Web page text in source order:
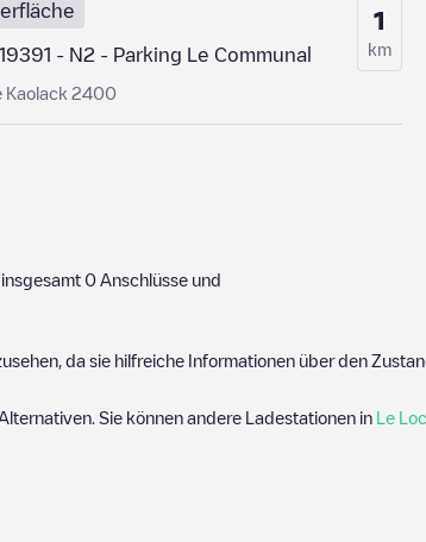
- N2 - Parking Le Communal
Kaolack 2400
1
km
0 Anschlüsse und
da sie hilfreiche Informationen über den
Sie können andere Ladestationen in Le